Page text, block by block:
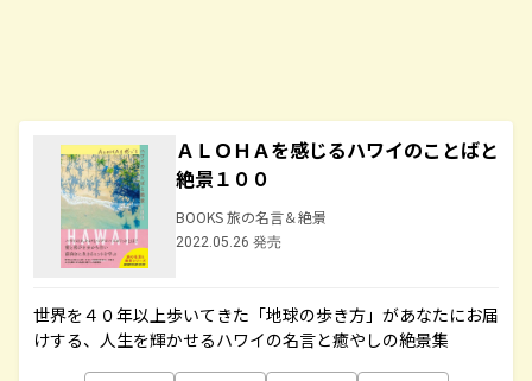
ＡＬＯＨＡを感じるハワイのことばと
絶景１００
BOOKS 旅の名言＆絶景
2022.05.26 発売
世界を４０年以上歩いてきた「地球の歩き方」があなたにお届
けする、人生を輝かせるハワイの名言と癒やしの絶景集